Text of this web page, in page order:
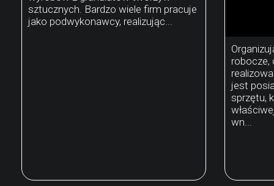
sztucznych. Bardzo wiele firm pracuje
jako podwykonawcy, realizując...
robocze,
jest
sprzętu,
wn...